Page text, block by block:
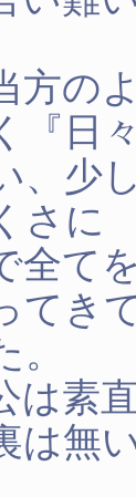
方の
『日
、少
さに
全て
てき
。
は素
は無